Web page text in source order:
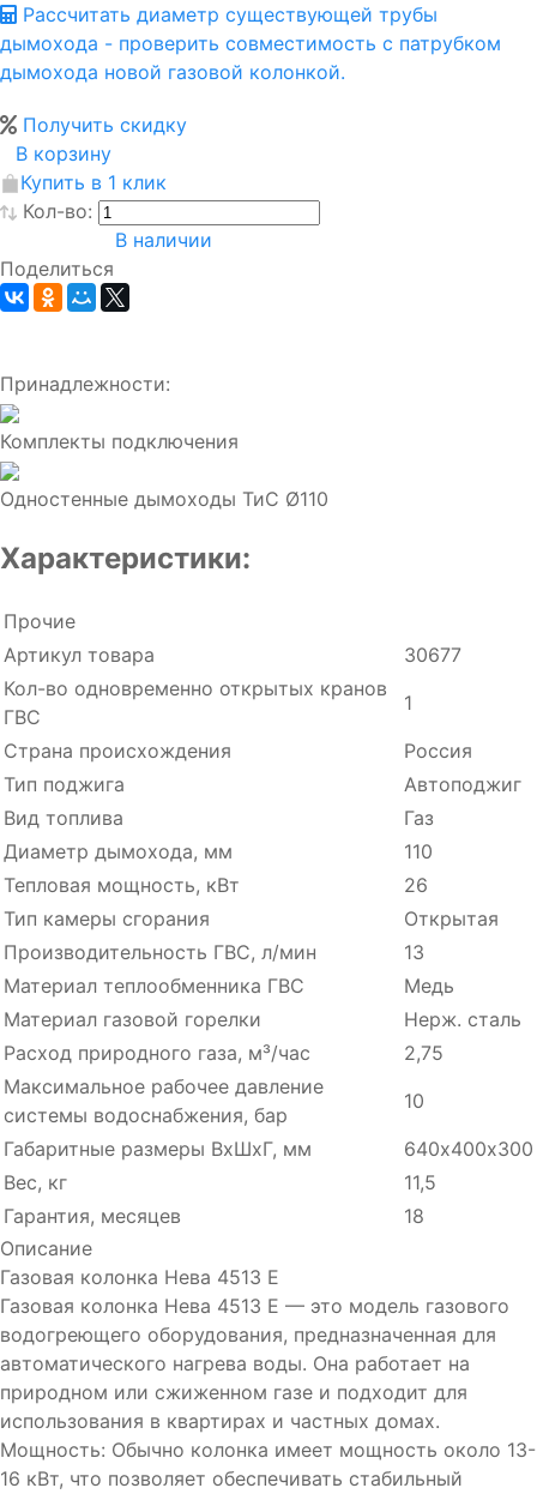
Рассчитать диаметр существующей трубы
дымохода - проверить совместимость с патрубком
дымохода новой газовой колонкой.
Получить скидку
В корзину
Купить в 1 клик
Кол-во:
В наличии
Поделиться
Принадлежности:
Комплекты подключения
Одностенные дымоходы ТиС Ø110
Характеристики:
Прочие
Артикул товара
30677
Кол-во одновременно открытых кранов
ГВС
1
Страна происхождения
Россия
Тип поджига
Автоподжиг
Вид топлива
Газ
Диаметр дымохода, мм
110
Тепловая мощность, кВт
26
Тип камеры сгорания
Открытая
Производительность ГВC, л/мин
13
Материал теплообменника ГВС
Медь
Материал газовой горелки
Нерж. сталь
Расход природного газа, м³/час
2,75
Максимальное рабочее давление
системы водоснабжения, бар
10
Габаритные размеры ВхШхГ, мм
640х400х300
Вес, кг
11,5
Гарантия, месяцев
18
Описание
Газовая колонка Нева 4513 Е
Газовая колонка Нева 4513 Е — это модель газового
водогреющего оборудования, предназначенная для
автоматического нагрева воды. Она работает на
природном или сжиженном газе и подходит для
использования в квартирах и частных домах.
Мощность: Обычно колонка имеет мощность около 13-
16 кВт, что позволяет обеспечивать стабильный